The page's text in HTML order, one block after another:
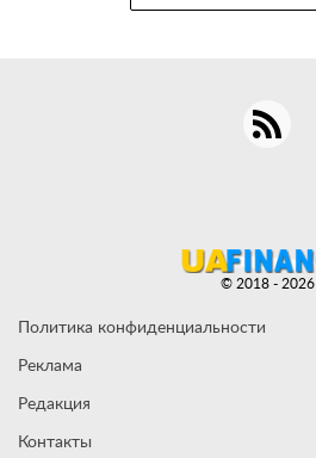
Политика конфиденциальности
Реклама
Редакция
Контакты
© 2018 - 2026